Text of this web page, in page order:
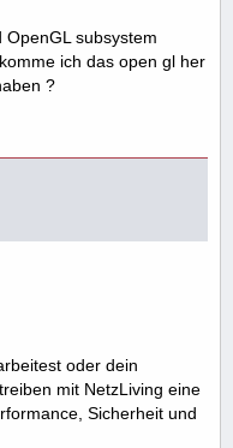
subsystem
ich das open gl her
?
oder dein
mit NetzLiving eine
Sicherheit und